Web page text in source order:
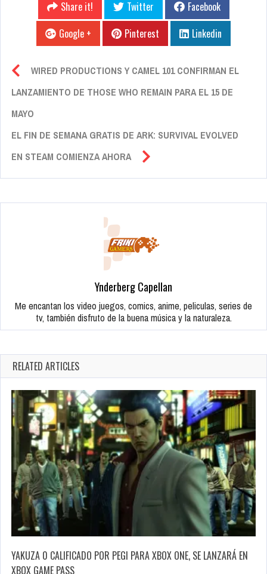
Share it! Twitter
Facebook
Google +
Pinterest Linkedin
WIRED PRODUCTIONS Y CAMEL 101 CONFIRMAN EL
LANZAMIENTO DE THOSE WHO REMAIN PARA EL 15 DE
MAYO
EL FIN DE SEMANA GRATIS DE ARK: SURVIVAL EVOLVED
EN STEAM COMIENZA AHORA
Ynderberg Capellan
Me encantan los video juegos, comics, anime, peliculas, series de
tv, también disfruto de la buena música y la naturaleza.
RELATED ARTICLES
YAKUZA 0 CALIFICADO POR PEGI PARA XBOX ONE, SE LANZARÁ EN
XBOX GAME PASS